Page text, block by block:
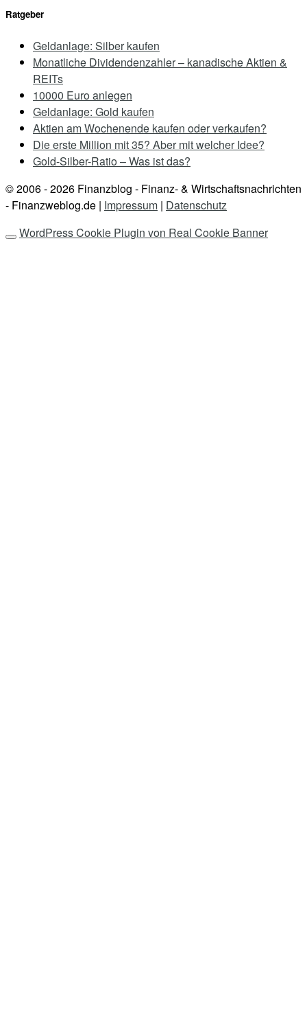
Ratgeber
Geldanlage: Silber kaufen
Monatliche Dividendenzahler – kanadische Aktien &
REITs
10000 Euro anlegen
Geldanlage: Gold kaufen
Aktien am Wochenende kaufen oder verkaufen?
Die erste Million mit 35? Aber mit welcher Idee?
Gold-Silber-Ratio – Was ist das?
© 2006 - 2026 Finanzblog - Finanz- & Wirtschaftsnachrichten
- Finanzweblog.de | Impressum | Datenschutz
WordPress Cookie Plugin von Real Cookie Banner